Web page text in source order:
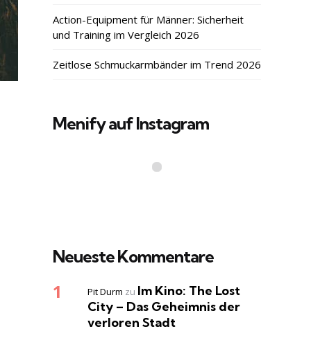
Action-Equipment für Männer: Sicherheit
und Training im Vergleich 2026
Zeitlose Schmuckarmbänder im Trend 2026
Menify auf Instagram
Neueste Kommentare
Pit Durm zu Im Kino: The Lost
City – Das Geheimnis der
verloren Stadt